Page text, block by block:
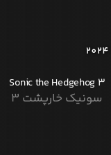
2024
Sonic the Hedgehog 3
سونیک خارپشت ۳